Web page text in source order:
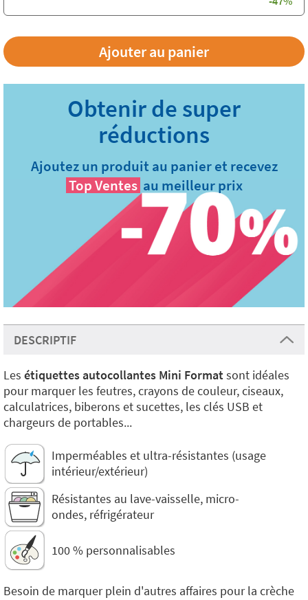
Ajoutez un produit au panier et recevez
Top Ventes au meilleur prix
DESCRIPTIF
Les étiquettes autocollantes Mini Formatsont idéales
pour marquer les feutres, crayons de couleur, ciseaux,
calculatrices, biberons et sucettes, les clés USB et
chargeurs de portables...
Imperméables et ultra-résistantes (usage
intérieur/extérieur)
Résistantes au lave-vaisselle, micro-
ondes, réfrigérateur
100 % personnalisables
Besoin de marquer plein d'autres affaires pour la crèche